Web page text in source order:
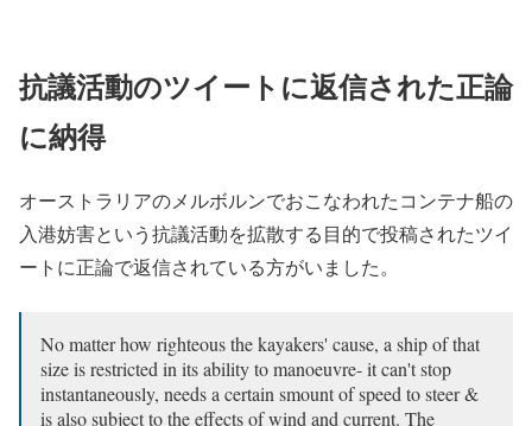
抗議活動のツイートに返信された正論
に納得
オーストラリアのメルボルンでおこなわれたコンテナ船の
入港妨害という抗議活動を拡散する目的で投稿されたツイ
ートに正論で返信されている方がいました。
No matter how righteous the kayakers' cause, a ship of that
size is restricted in its ability to manoeuvre- it can't stop
instantaneously, needs a certain smount of speed to steer &
is also subject to the effects of wind and current. The